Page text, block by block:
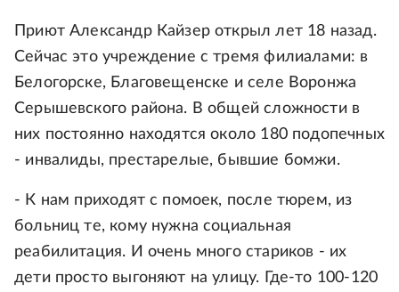
Приют Александр Кайзер открыл лет 18 назад.
Сейчас это учреждение с тремя филиалами: в
Белогорске, Благовещенске и селе Воронжа
Серышевского района. В общей сложности в
них постоянно находятся около 180 подопечных
- инвалиды, престарелые, бывшие бомжи.
- К нам приходят с помоек, после тюрем, из
больниц те, кому нужна социальная
реабилитация. И очень много стариков - их
дети просто выгоняют на улицу. Где-то 100-120